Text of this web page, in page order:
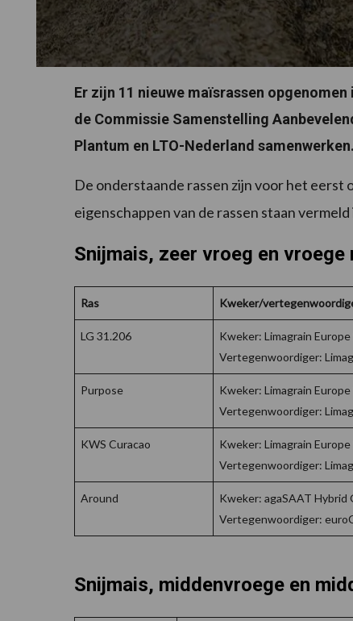
Er zijn 11 nieuwe maïsrassen
de Commissie Samenstelling
Plantum en LTO-Nederland samenwerken.
De onderstaande rassen zijn voor het eerst
eigenschappen van de rassen staan
Snijmais, zeer vroeg en vroege
Ras Kweker/
LG 31.206
Kweker: Limagrain Europe
Vertegenwoordiger:
Purpose
Kweker: Limagrain Europe
Vertegenwoordiger:
KWS Curacao
Kweker: Limagrain Europe
Vertegenwoordiger:
Around
Kweker: agaSAAT Hybrid
Vertegenwoordiger:
Snijmais, middenvroege en